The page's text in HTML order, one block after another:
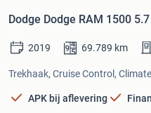
Dodge Dodge RAM 1500
2019 69.789 km
Trekhaak, Cruise Control,
APK bij aflevering